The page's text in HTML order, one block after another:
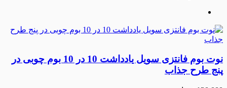
نوت بوم فانتزی سویل یادداشت 10 در 10 بوم چوبی در
پنج طرح جذاب